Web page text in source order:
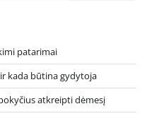
patarimai
kada būtina gydytoja
atkreipti dėmesį